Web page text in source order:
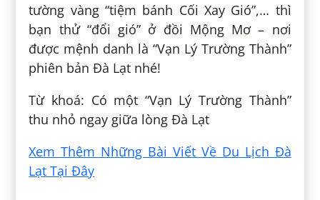
tường vàng “tiệm bánh Cối Xay Gió”,… thì
bạn thử “đổi gió” ở đồi Mộng Mơ – nơi
được mệnh danh là “Vạn Lý Trường Thành”
phiên bản Đà Lạt nhé!
Từ khoá: Có một “Vạn Lý Trường Thành”
thu nhỏ ngay giữa lòng Đà Lạt
Xem Thêm Những Bài Viết Về Du Lịch Đà
Lạt Tại Đây